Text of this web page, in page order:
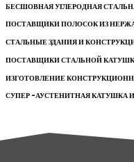
БЕСШОВНАЯ УГЛЕРОДНАЯ
ПОСТАВЩИКИ ПОЛОСОК ИЗ
СТАЛЬНЫЕ ЗДАНИЯ И
ПОСТАВЩИКИ СТАЛЬНОЙ
ИЗГОТОВЛЕНИЕ
СУПЕР -АУСТЕНИТНАЯ КАТУШКА